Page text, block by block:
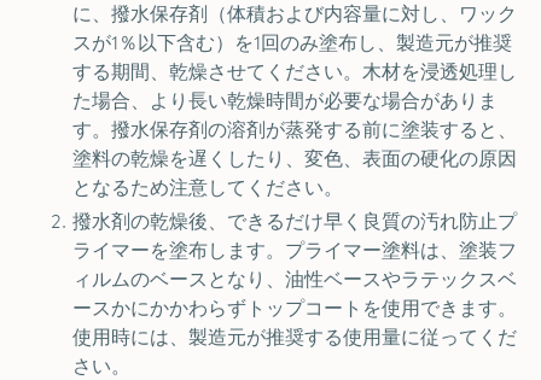
に、撥水保存剤（体積および内容量に対し、ワック
スが1％以下含む）を1回のみ塗布し、製造元が推奨
する期間、乾燥させてください。木材を浸透処理し
た場合、より長い乾燥時間が必要な場合がありま
す。撥水保存剤の溶剤が蒸発する前に塗装すると、
塗料の乾燥を遅くしたり、変色、表面の硬化の原因
となるため注意してください。
撥水剤の乾燥後、できるだけ早く良質の汚れ防止プ
ライマーを塗布します。プライマー塗料は、塗装フ
ィルムのベースとなり、油性ベースやラテックスベ
ースかにかかわらずトップコートを使用できます。
使用時には、製造元が推奨する使用量に従ってくだ
さい。